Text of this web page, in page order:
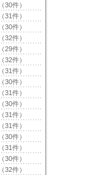
（30件）
（31件）
（30件）
（32件）
（29件）
（32件）
（31件）
（30件）
（31件）
（30件）
（31件）
（31件）
（30件）
（31件）
（30件）
（32件）